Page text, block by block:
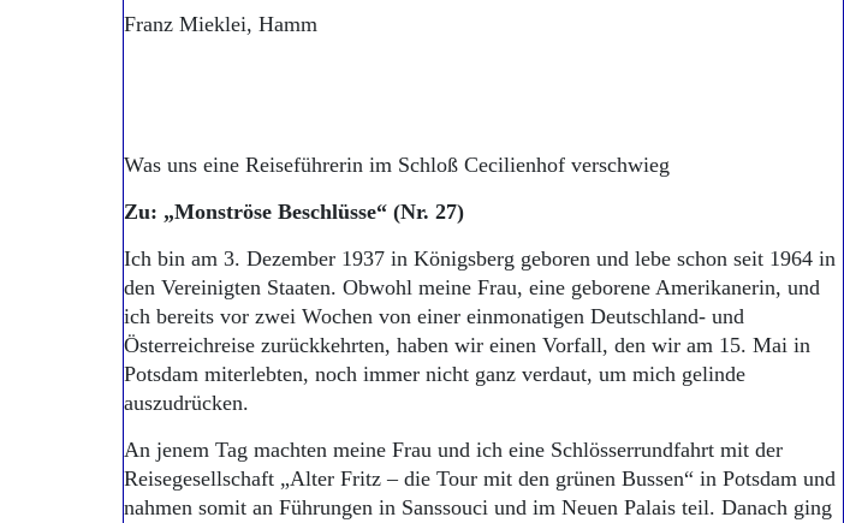
Franz Mieklei, Hamm
Was uns eine Reiseführerin im Schloß Cecilienhof verschwieg
Zu: „Monströse Beschlüsse“ (Nr. 27)
Ich bin am 3. Dezember 1937 in Königsberg geboren und lebe schon seit 1964 in
den Vereinigten Staaten. Obwohl meine Frau, eine geborene Amerikanerin, und
ich bereits vor zwei Wochen von einer einmonatigen Deutschland- und
Österreichreise zurückkehrten, haben wir einen Vorfall, den wir am 15. Mai in
Potsdam miterlebten, noch immer nicht ganz verdaut, um mich gelinde
auszudrücken.
An jenem Tag machten meine Frau und ich eine Schlösserrundfahrt mit der
Reisegesellschaft „Alter Fritz – die Tour mit den grünen Bussen“ in Potsdam und
nahmen somit an Führungen in Sanssouci und im Neuen Palais teil. Danach ging